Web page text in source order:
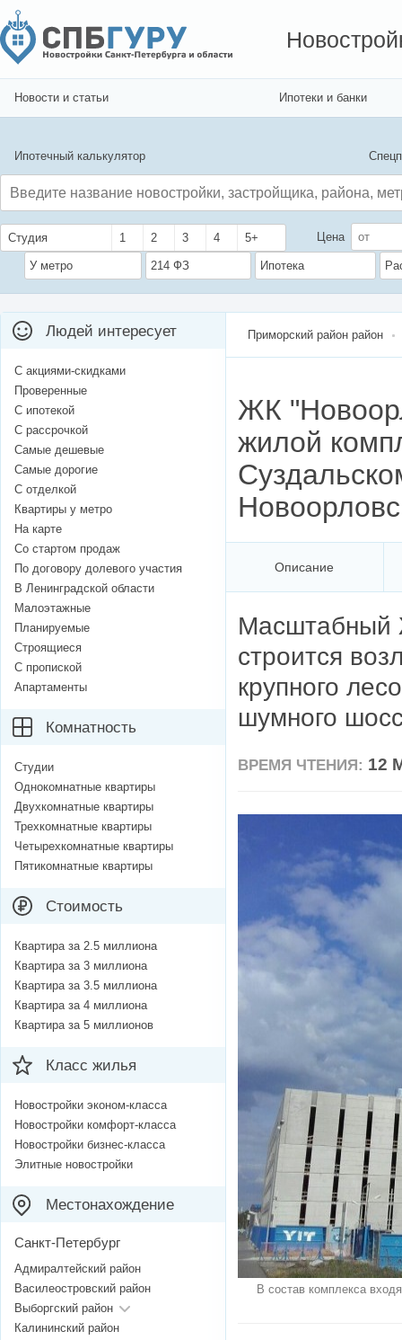
Новости и статьи Ипотеки и банки
Ипотечный калькулятор
Студия 1 2 3 4 5+ Цена
У метро 214 ФЗ Ипотека
Приморский район район
ЖК
жилой
Описание
Масштабный
строится
крупного
шумного
ВРЕМЯ ЧТЕНИЯ: 12
В состав комплекса
Людей интересует
С акциями-скидками
Проверенные
С ипотекой
С рассрочкой
Самые дешевые
Самые дорогие
С отделкой
Квартиры у метро
На карте
Со стартом продаж
По договору долевого участия
В Ленинградской области
Малоэтажные
Планируемые
Строящиеся
С пропиской
Апартаменты
Комнатность
Студии
Однокомнатные квартиры
Двухкомнатные квартиры
Трехкомнатные квартиры
Четырехкомнатные квартиры
Пятикомнатные квартиры
Стоимость
Квартира за 2.5 миллиона
Квартира за 3 миллиона
Квартира за 3.5 миллиона
Квартира за 4 миллиона
Квартира за 5 миллионов
Класс жилья
Новостройки эконом-класса
Новостройки комфорт-класса
Новостройки бизнес-класса
Элитные новостройки
Местонахождение
Санкт-Петербург
Адмиралтейский район
Василеостровский район
Выборгский район
Калининский район